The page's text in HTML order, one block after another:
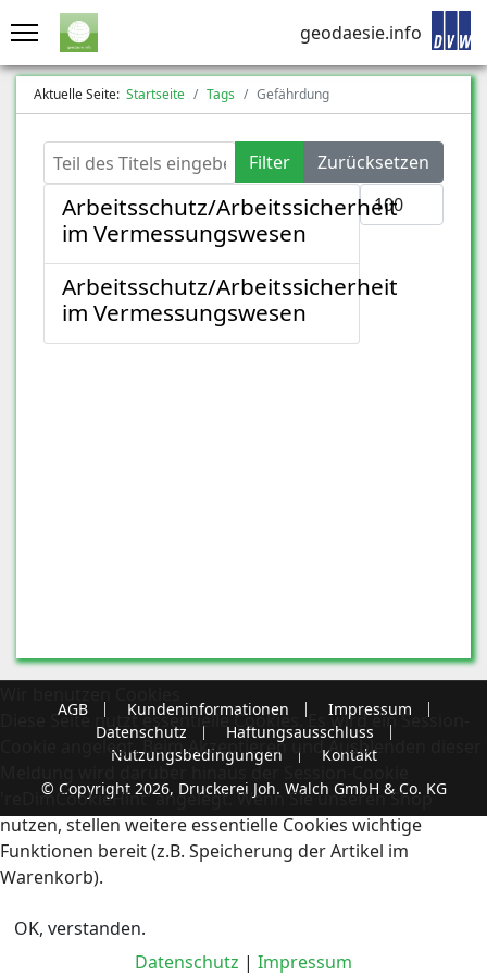
geodaesie.info
Aktuelle Seite: Startseite Tags Gefährdung
Teil des Titels eingeben Filter
Zurücksetzen
Anzeige #
Arbeitsschutz/Arbeitssicherheit
im Vermessungswesen
Arbeitsschutz/Arbeitssicherheit
im Vermessungswesen
AGB Kundeninformationen
Impressum
Datenschutz
Haftungsausschluss
Nutzungsbedingungen
Kontakt
© Copyright 2026, Druckerei Joh. Walch GmbH & Co. KG
Diese Seite nutzt essentielle Cookies. Es wird ein Session-
Cookie angelegt. Beim Akzeptieren und Ausblenden dieser
Meldung wird darüber hinaus der Session-Cookie
'reDimCookieHint' angelegt. Wenn Sie unseren Shop
nutzen, stellen weitere essentielle Cookies wichtige
Funktionen bereit (z.B. Speicherung der Artikel im
Warenkorb).
OK, verstanden.
Datenschutz | Impressum